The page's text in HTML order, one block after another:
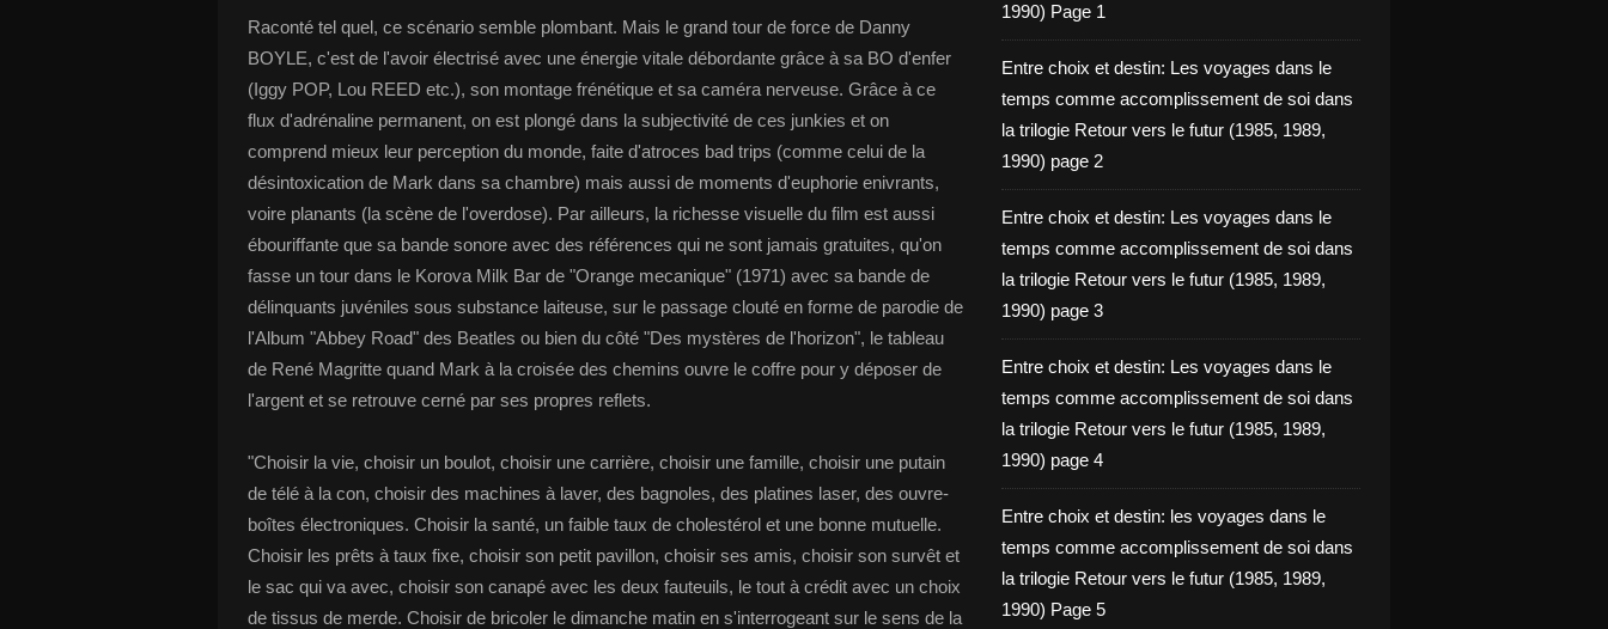
Raconté tel quel, ce scénario semble plombant. Mais le grand tour de force de Danny
BOYLE, c'est de l'avoir électrisé avec une énergie vitale débordante grâce à sa BO d'enfer
(Iggy POP, Lou REED etc.), son montage frénétique et sa caméra nerveuse. Grâce à ce
flux d'adrénaline permanent, on est plongé dans la subjectivité de ces junkies et on
comprend mieux leur perception du monde, faite d'atroces bad trips (comme celui de la
désintoxication de Mark dans sa chambre) mais aussi de moments d'euphorie enivrants,
voire planants (la scène de l'overdose). Par ailleurs, la richesse visuelle du film est aussi
ébouriffante que sa bande sonore avec des références qui ne sont jamais gratuites, qu'on
fasse un tour dans le Korova Milk Bar de "Orange mecanique" (1971) avec sa bande de
délinquants juvéniles sous substance laiteuse, sur le passage clouté en forme de parodie de
l'Album "Abbey Road" des Beatles ou bien du côté "Des mystères de l'horizon", le tableau
de René Magritte quand Mark à la croisée des chemins ouvre le coffre pour y déposer de
l'argent et se retrouve cerné par ses propres reflets.
"Choisir la vie, choisir un boulot, choisir une carrière, choisir une famille, choisir une putain
de télé à la con, choisir des machines à laver, des bagnoles, des platines laser, des ouvre-
boîtes électroniques. Choisir la santé, un faible taux de cholestérol et une bonne mutuelle.
Choisir les prêts à taux fixe, choisir son petit pavillon, choisir ses amis, choisir son survêt et
le sac qui va avec, choisir son canapé avec les deux fauteuils, le tout à crédit avec un choix
de tissus de merde. Choisir de bricoler le dimanche matin en s'interrogeant sur le sens de la
1990) Page 1
Entre choix et destin: Les voyages dans le
temps comme accomplissement de soi dans
la trilogie Retour vers le futur (1985, 1989,
1990) page 2
Entre choix et destin: Les voyages dans le
temps comme accomplissement de soi dans
la trilogie Retour vers le futur (1985, 1989,
1990) page 3
Entre choix et destin: Les voyages dans le
temps comme accomplissement de soi dans
la trilogie Retour vers le futur (1985, 1989,
1990) page 4
Entre choix et destin: les voyages dans le
temps comme accomplissement de soi dans
la trilogie Retour vers le futur (1985, 1989,
1990) Page 5